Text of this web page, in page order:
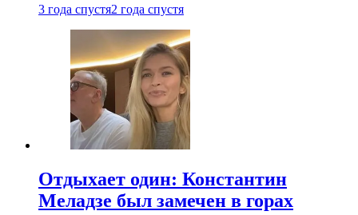
3 года спустя2 года спустя
Отдыхает один: Константин
Меладзе был замечен в горах